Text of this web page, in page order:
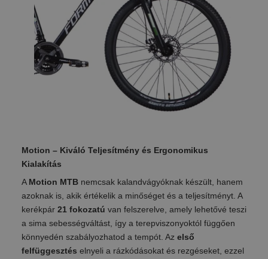
Motion – Kiváló Teljesítmény és Ergonomikus
Kialakítás
A Motion MTBnemcsak kalandvágyóknak készült, hanem
azoknak is, akik értékelik a minőséget és a teljesítményt. A
kerékpár 21 fokozatú van felszerelve, amely lehetővé teszi
a sima sebességváltást, így a terepviszonyoktól függően
könnyedén szabályozhatod a tempót. Az első
felfüggesztés elnyeli a rázkódásokat és rezgéseket, ezzel